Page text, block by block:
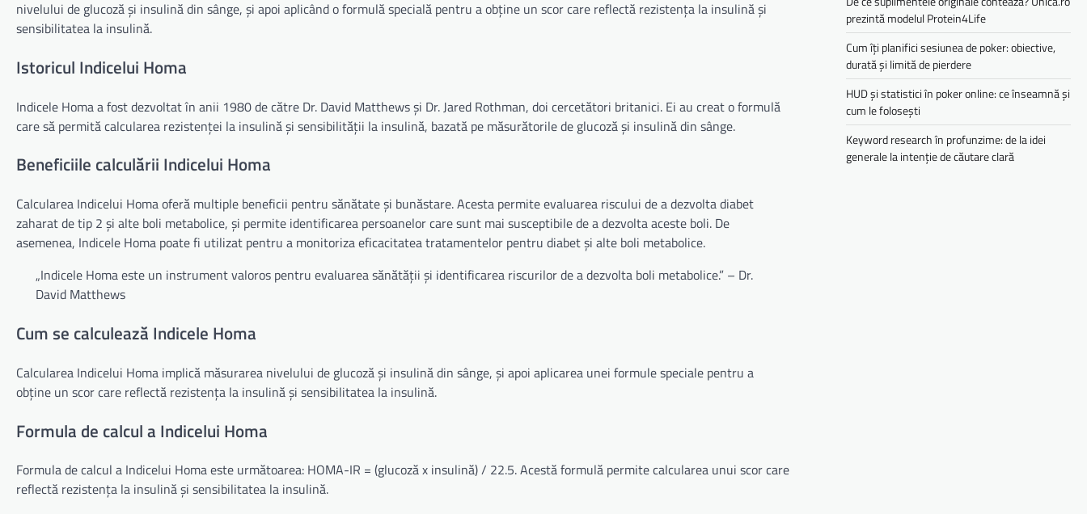
nivelului de glucoză și insulină din sânge, și apoi aplicând o formulă specială pentru a obține un scor care reflectă rezistența la insulină și
sensibilitatea la insulină.
Istoricul Indicelui Homa
Indicele Homa a fost dezvoltat în anii 1980 de către Dr. David Matthews și Dr. Jared Rothman, doi cercetători britanici. Ei au creat o formulă
care să permită calcularea rezistenței la insulină și sensibilității la insulină, bazată pe măsurătorile de glucoză și insulină din sânge.
Beneficiile calculării Indicelui Homa
Calcularea Indicelui Homa oferă multiple beneficii pentru sănătate și bunăstare. Acesta permite evaluarea riscului de a dezvolta diabet
zaharat de tip 2 și alte boli metabolice, și permite identificarea persoanelor care sunt mai susceptibile de a dezvolta aceste boli. De
asemenea, Indicele Homa poate fi utilizat pentru a monitoriza eficacitatea tratamentelor pentru diabet și alte boli metabolice.
„Indicele Homa este un instrument valoros pentru evaluarea sănătății și identificarea riscurilor de a dezvolta boli metabolice.” – Dr.
David Matthews
Cum se calculează Indicele Homa
Calcularea Indicelui Homa implică măsurarea nivelului de glucoză și insulină din sânge, și apoi aplicarea unei formule speciale pentru a
obține un scor care reflectă rezistența la insulină și sensibilitatea la insulină.
Formula de calcul a Indicelui Homa
Formula de calcul a Indicelui Homa este următoarea: HOMA-IR = (glucoză x insulină) / 22.5. Acestă formulă permite calcularea unui scor care
reflectă rezistența la insulină și sensibilitatea la insulină.
prezintă modelul Protein4Life
Cum îți planifici sesiunea de poker: obiective,
durată și limită de pierdere
HUD și statistici în poker online: ce înseamnă și
cum le folosești
Keyword research în profunzime: de la idei
generale la intenție de căutare clară